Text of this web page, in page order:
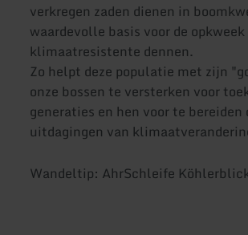
verkregen zaden dienen in
waardevolle basis voor de
klimaatresistente dennen.
Zo helpt deze populatie met zijn
onze bossen te versterken voor
generaties en hen voor te bereiden
uitdagingen van
Wandeltip: AhrSchleife